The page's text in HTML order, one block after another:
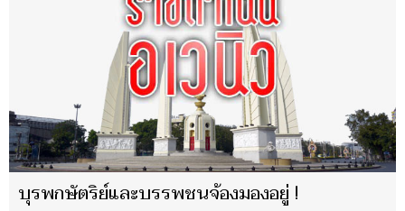
บุรพกษัตริย์และบรรพชนจ้องมองอยู่ !